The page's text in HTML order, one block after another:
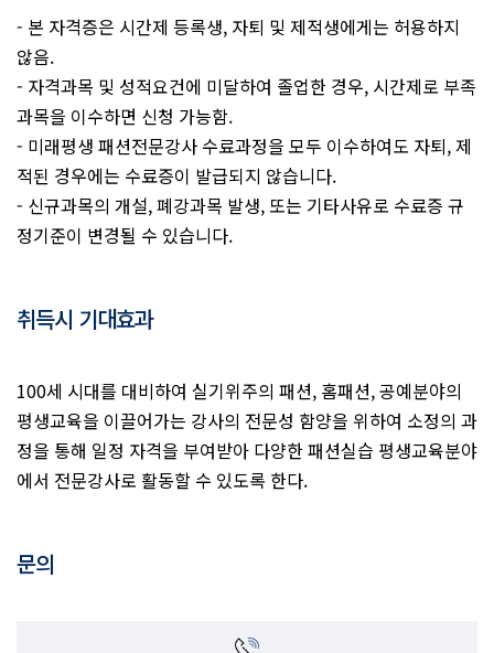
- 본 자격증은 시간제 등록생, 자퇴 및 제적생에게는 허용하지
않음.
- 자격과목 및 성적요건에 미달하여 졸업한 경우, 시간제로 부족
과목을 이수하면 신청 가능함.
- 미래평생 패션전문강사 수료과정을 모두 이수하여도 자퇴, 제
적된 경우에는 수료증이 발급되지 않습니다.
- 신규과목의 개설, 폐강과목 발생, 또는 기타사유로 수료증 규
정기준이 변경될 수 있습니다.
취득시 기대효과
100세 시대를 대비하여 실기위주의 패션, 홈패션, 공예분야의
평생교육을 이끌어가는 강사의 전문성 함양을 위하여 소정의 과
정을 통해 일정 자격을 부여받아 다양한 패션실습 평생교육분야
에서 전문강사로 활동할 수 있도록 한다.
문의